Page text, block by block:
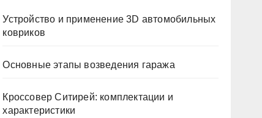
Устройство и применение 3D автомобильных
ковриков
Основные этапы возведения гаража
Кроссовер Ситирей: комплектации и
характеристики